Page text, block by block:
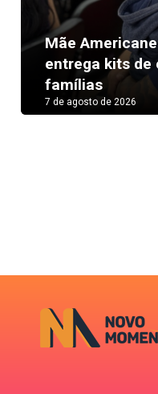
Mãe
entrega kits de
famílias
7 de agosto de 2026